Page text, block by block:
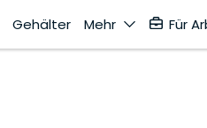
Gehälter Mehr Für